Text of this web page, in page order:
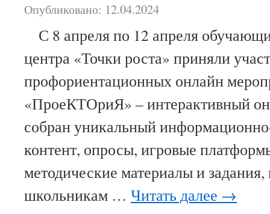
Опубликовано: 12.04.2024
С 8 апреля по 12 апреля
центра «Точки роста» приняли
профориентационных онлайн
«ПроеКТОриЯ» – интерактивный
собран уникальный
контент, опросы, игровые
методические материалы и
школьникам … Читать далее →